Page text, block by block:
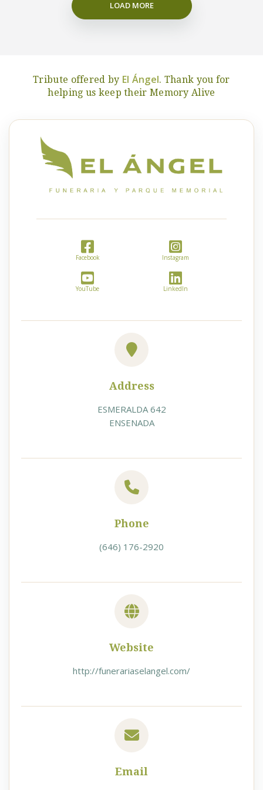
LOAD MORE
Tribute offered by El Ángel. Thank you for
helping us keep their Memory Alive
Facebook Instagram
YouTube LinkedIn
Address
ESMERALDA 642
ENSENADA
Phone
(646) 176-2920
Website
http://funerariaselangel.com/
Email